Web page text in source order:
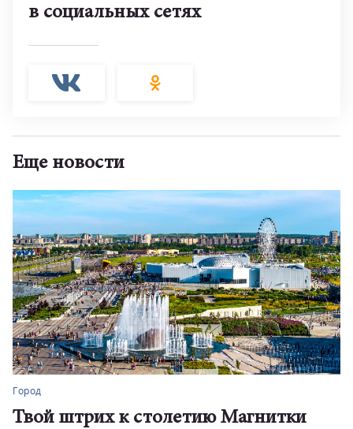
в социальных сетях
Еще новости
Город
Твой штрих к столетию Магнитки